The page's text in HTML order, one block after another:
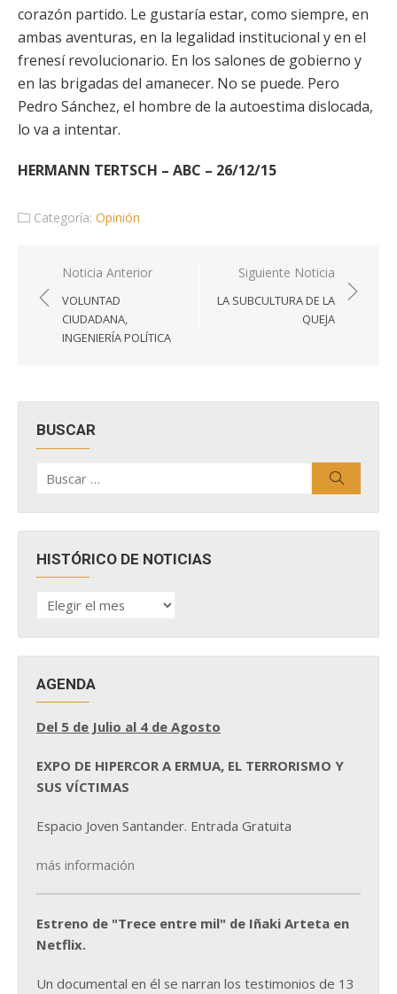
corazón partido. Le gustaría estar, como siempre, en
ambas aventuras, en la legalidad institucional y en el
frenesí revolucionario. En los salones de gobierno y
en las brigadas del amanecer. No se puede. Pero
Pedro Sánchez, el hombre de la autoestima dislocada,
lo va a intentar.
HERMANN TERTSCH – ABC – 26/12/15
Categoría: Opinión
Navegación
de
entradas
Noticia Anterior
VOLUNTAD
CIUDADANA,
INGENIERÍA POLÍTICA
Siguiente Noticia
LA SUBCULTURA DE LA
QUEJA
BUSCAR
por:
HISTÓRICO DE NOTICIAS
HISTÓRICO
DE
AGENDA
Del 5 de Julio al 4 de Agosto
EXPO DE HIPERCOR A ERMUA, EL TERRORISMO Y
SUS VÍCTIMAS
Espacio Joven Santander. Entrada Gratuita
más información
Estreno de "Trece entre mil" de Iñaki Arteta en
Netflix.
Un documental en él se narran los testimonios de 13